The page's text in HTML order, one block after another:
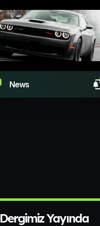
News
Dergimiz Yayında